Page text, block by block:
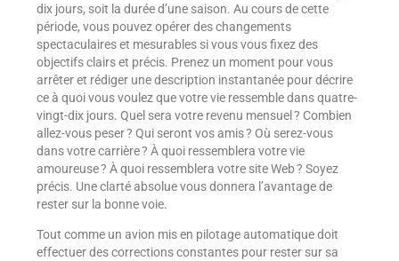
dix jours, soit la durée d’une saison. Au cours de cette
période, vous pouvez opérer des changements
spectaculaires et mesurables si vous vous fixez des
objectifs clairs et précis. Prenez un moment pour vous
arrêter et rédiger une description instantanée pour décrire
ce à quoi vous voulez que votre vie ressemble dans quatre-
vingt-dix jours. Quel sera votre revenu mensuel ? Combien
allez-vous peser ? Qui seront vos amis ? Où serez-vous
dans votre carrière ? À quoi ressemblera votre vie
amoureuse ? À quoi ressemblera votre site Web ? Soyez
précis. Une clarté absolue vous donnera l’avantage de
rester sur la bonne voie.
Tout comme un avion mis en pilotage automatique doit
effectuer des corrections constantes pour rester sur sa